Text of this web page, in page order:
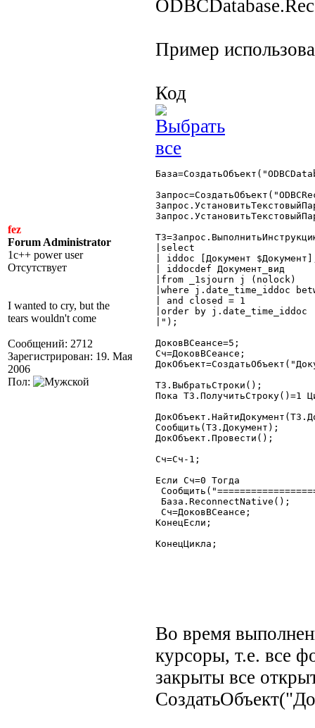
fez
Forum Administrator
1c++ power user
Отсутствует
I wanted to cry, but the
tears wouldn't come
Сообщений: 2712
Зарегистрирован: 19. Мая
2006
Пол:
Пример
Код
|select
| iddoc [Документ
| iddocdef Документ_вид
|from _1sjourn j (nolock)
|where j.date_time_iddoc
| and closed = 1
|order by j.date_time_iddoc
|");
ДоковВСеансе=5;
Сч=ДоковВСеансе;
ТЗ.ВыбратьСтроки();
Пока ТЗ.ПолучитьСтроку()=1
Сообщить(ТЗ.Документ);
ДокОбъект.Провести();
Сч=Сч-1;
Если Сч=0 Тогда
База.ReconnectNative();
Сч=ДоковВСеансе;
КонецЕсли;
КонецЦикла;
Во время
курсоры, т.е. все
закрыты все